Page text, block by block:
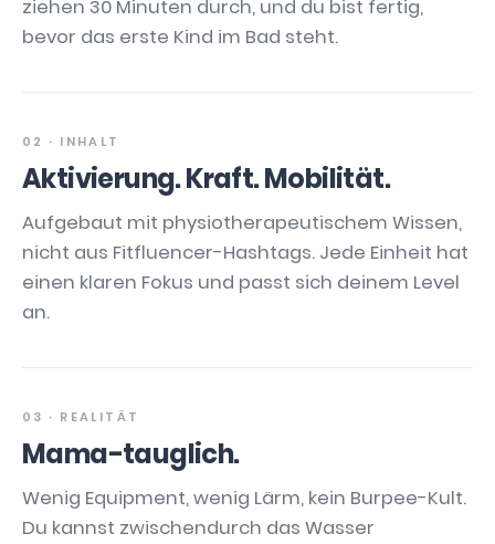
ziehen 30 Minuten durch, und du bist fertig,
bevor das erste Kind im Bad steht.
02 · INHALT
Aktivierung. Kraft. Mobilität.
Aufgebaut mit physiotherapeutischem Wissen,
nicht aus Fitfluencer-Hashtags. Jede Einheit hat
einen klaren Fokus und passt sich deinem Level
an.
03 · REALITÄT
Mama-tauglich.
Wenig Equipment, wenig Lärm, kein Burpee-Kult.
Du kannst zwischendurch das Wasser